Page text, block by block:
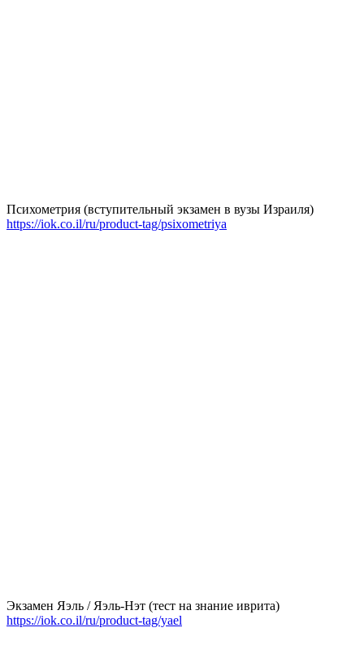
Психометрия (вступительный экзамен в вузы Израиля)
https://iok.co.il/ru/product-tag/psixometriya
Экзамен Яэль / Яэль-Нэт (тест на знание иврита)
https://iok.co.il/ru/product-tag/yael